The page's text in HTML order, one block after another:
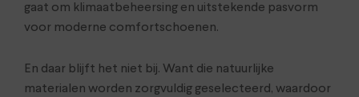
gaat om klimaatbeheersing en uitstekende pasvorm
voor moderne comfortschoenen.
En daar blijft het niet bij. Want die natuurlijke
materialen worden zorgvuldig geselecteerd, waardoor